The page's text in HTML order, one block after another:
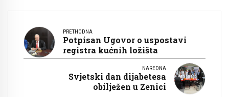
PRETHODNA
Potpisan Ugovor o uspostavi
registra kućnih ložišta
NAREDNA
Svjetski dan dijabetesa
obilježen u Zenici